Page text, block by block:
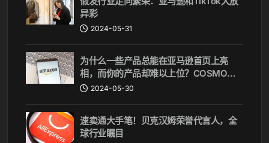
异彩
2024-05-31
为什么一些产品总能在亚马逊首页上亮
相，而你的产品却难以上位？COSMO算
法揭秘
2024-05-30
速卖通大手笔！贝克汉姆荣誉代言人，全
球行业瞩目